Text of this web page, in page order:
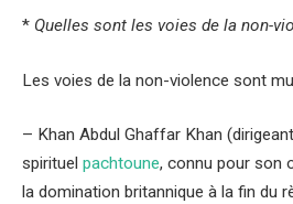
* Quelles sont les voies de la non-
Les voies de la non-violence sont
– Khan Abdul Ghaffar Khan
spirituel pachtoune, connu pour son
la domination britannique à la fin du